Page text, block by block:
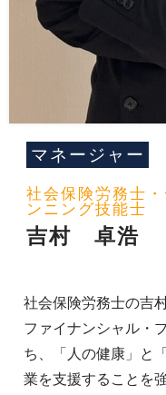
マネージャー
社会保険労務士
ンニング技能士
吉村 卓浩
社会保険労務士の吉
ファイナンシャル・
ち、「人の健康」と
業を支援することを